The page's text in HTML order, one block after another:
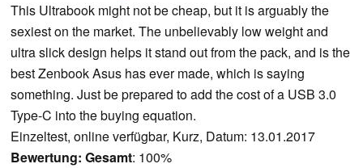
This Ultrabook might not be cheap, but it is arguably the
sexiest on the market. The unbelievably low weight and
ultra slick design helps it stand out from the pack, and is the
best Zenbook Asus has ever made, which is saying
something. Just be prepared to add the cost of a USB 3.0
Type-C into the buying equation.
Einzeltest, online verfügbar, Kurz, Datum: 13.01.2017
Bewertung: Gesamt: 100%